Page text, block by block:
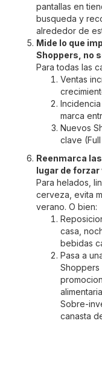
pantallas en
busqueda y
alrededor de
Mide lo que
Shoppers, no
Para todas las
Ventas
marca
Nuevos
clave (Full
Reenmarca
lugar de forzar
Para helados,
cerveza, evita
verano. O bien:
casa,
bebidas
Pasa a
Shoppers
Sobre-
canasta